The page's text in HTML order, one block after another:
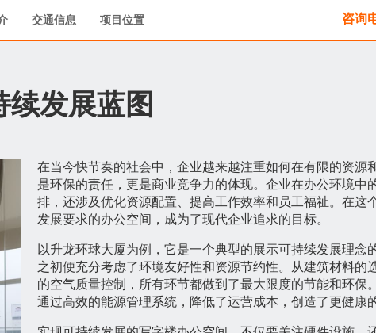
交通信息 项目位置 咨询
发展蓝图
在当今快节奏的社会中，企业越来越注重如何在有限的资源
是环保的责任，更是商业竞争力的体现。企业在办公环境中
排，还涉及优化资源配置、提高工作效率和员工福祉。在这
发展要求的办公空间，成为了现代企业追求的目标。
以升龙环球大厦为例，它是一个典型的展示可持续发展理念
之初便充分考虑了环境友好性和资源节约性。从建筑材料的
的空气质量控制，所有环节都做到了最大限度的节能和环保
通过高效的能源管理系统，降低了运营成本，创造了更健康